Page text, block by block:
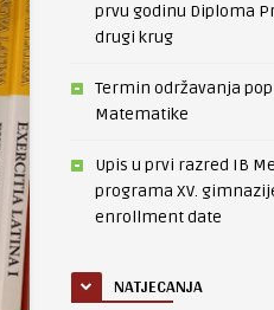
prvu godinu Diploma
drugi krug
Termin održavanja
Matematike
Upis u prvi razred IB
programa XV.
enrollment date
NATJECANJA